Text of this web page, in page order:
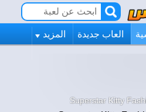
العاب جديدة المزيد
Superstar Kitty